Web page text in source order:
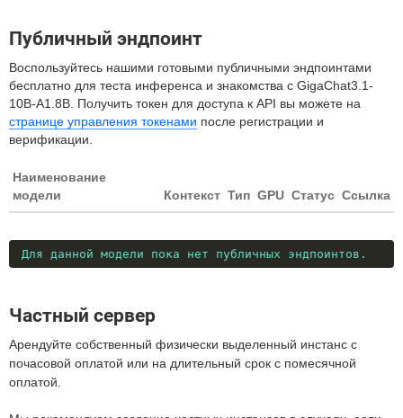
Публичный эндпоинт
Воспользуйтесь нашими готовыми публичными эндпоинтами
бесплатно для теста инференса и знакомства с GigaChat3.1-
10B-A1.8B. Получить токен для доступа к API вы можете на
странице управления токенами после регистрации и
верификации.
Наименование
модели
Контекст Тип GPU Статус Ссылка
Для данной модели пока нет публичных эндпоинтов.
Частный сервер
Арендуйте собственный физически выделенный инстанс с
почасовой оплатой или на длительный срок с помесячной
оплатой.